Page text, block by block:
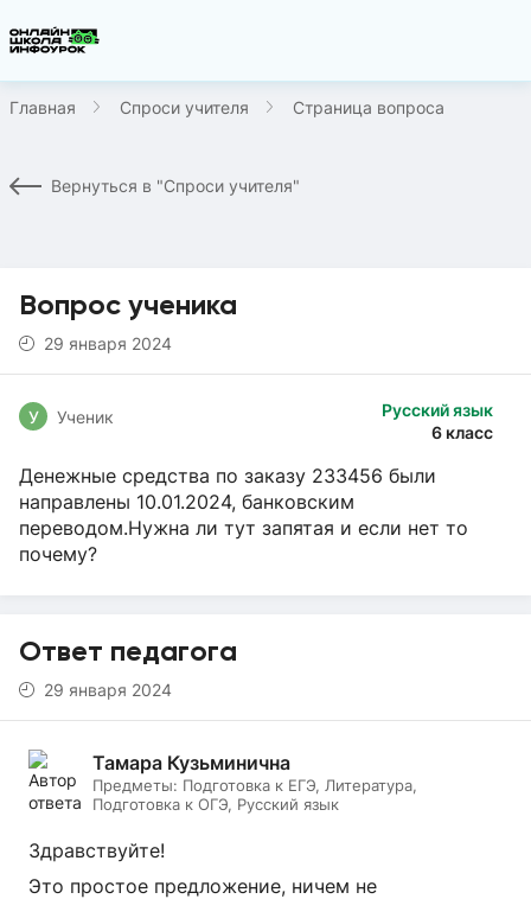
Главная Спроси учителя Страница вопроса
Вернуться в "Спроси учителя"
Вопрос ученика
29 января 2024
Русский язык
6 класс
У Ученик
Денежные средства по заказу 233456 были
направлены 10.01.2024, банковским
переводом.Нужна ли тут запятая и если нет то
почему?
Ответ педагога
29 января 2024
Тамара Кузьминична
Предметы: Подготовка к ЕГЭ, Литература,
Подготовка к ОГЭ, Русский язык
Здравствуйте!
Это простое предложение, ничем не